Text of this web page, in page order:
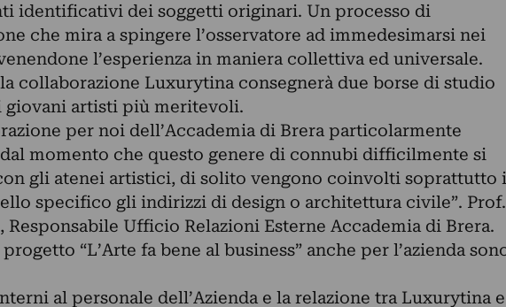
identificativi dei soggetti originari. Un processo di
che mira a spingere l’osservatore ad immedesimarsi nei
l’esperienza in maniera collettiva ed universale.
collaborazione Luxurytina consegnerà due borse di studio
giovani artisti più meritevoli.
per noi dell’Accademia di Brera particolarmente
momento che questo genere di connubi difficilmente si
gli atenei artistici, di solito vengono coinvolti soprattutto i
specifico gli indirizzi di design o architettura civile”. Prof.
Responsabile Ufficio Relazioni Esterne Accademia di Brera.
“L’Arte fa bene al business” anche per l’azienda
al personale dell’Azienda e la relazione tra Luxurytina e